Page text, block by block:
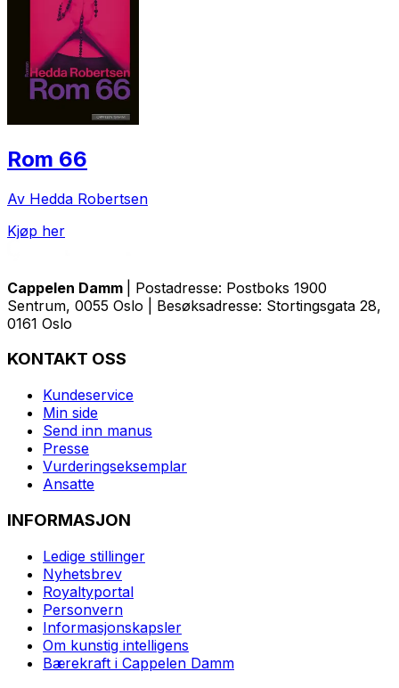
Rom 66
Av Hedda Robertsen
Kjøp her
Cappelen Damm
| Postadresse: Postboks 1900
Sentrum, 0055 Oslo | Besøksadresse: Stortingsgata 28,
0161 Oslo
KONTAKT OSS
Kundeservice
Min side
Send inn manus
Presse
Vurderingseksemplar
Ansatte
INFORMASJON
Ledige stillinger
Nyhetsbrev
Royaltyportal
Personvern
Informasjonskapsler
Om kunstig intelligens
Bærekraft i Cappelen Damm